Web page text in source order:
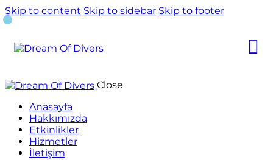
Skip to content Skip to sidebar Skip to footer
Close
Anasayfa
Hakkımızda
Etkinlikler
Hizmetler
İletişim